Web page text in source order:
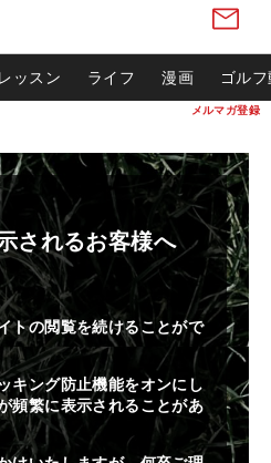
メルマガ登録
レッスン ライフ 漫画 ゴル
されるお客様へ
トの閲覧を続けることがで
キング防止機能をオンにし
頻繁に表示されることがあ